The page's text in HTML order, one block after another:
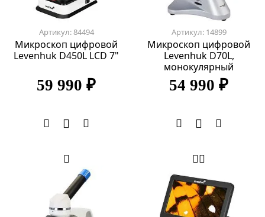
Артикул: 84494
Микроскоп цифровой
Levenhuk D450L LCD 7"
59 990 ₽
Артикул: 14899
Микроскоп цифровой
Levenhuk D70L,
монокулярный
54 990 ₽